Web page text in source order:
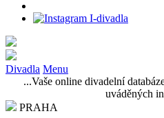
Divadla Menu
...Vaše online divadelní
uváděných
PRAHA